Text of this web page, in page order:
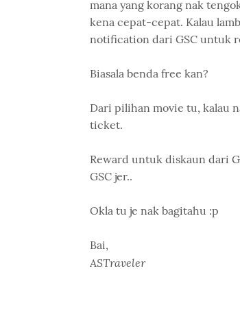
mana yang korang nak
kena cepat-cepat. Kalau
notification dari GSC untuk
Biasala benda free kan?
Dari pilihan movie tu, kalau
ticket.
Reward untuk diskaun dari
GSC jer..
Okla tu je nak bagitahu :p
Bai,
ASTraveler